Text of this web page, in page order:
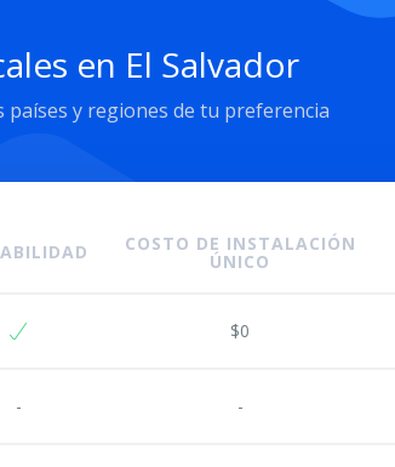
en El Salvador
países y regiones de tu preferencia
COSTO DE INSTALACIÓN
ÚNICO
$0
- -